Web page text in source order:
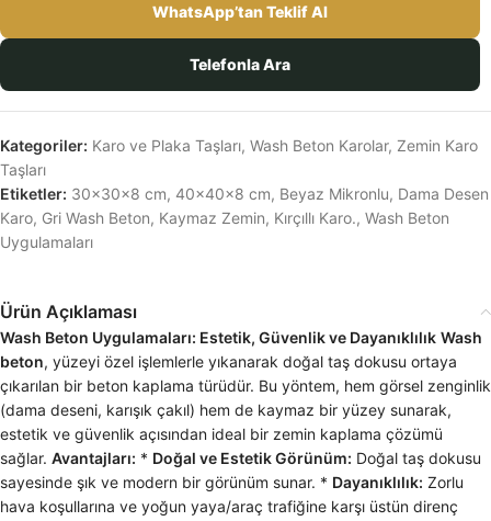
WhatsApp’tan Teklif Al
Telefonla Ara
Kategoriler: Karo ve Plaka Taşları, Wash Beton Karolar, Zemin Karo
Taşları
Etiketler: 30x30x8 cm, 40x40x8 cm, Beyaz Mikronlu, Dama Desen
Karo, Gri Wash Beton, Kaymaz Zemin, Kırçıllı Karo., Wash Beton
Uygulamaları
Ürün Açıklaması
Wash Beton Uygulamaları: Estetik, Güvenlik ve Dayanıklılık Wash
beton, yüzeyi özel işlemlerle yıkanarak doğal taş dokusu ortaya
çıkarılan bir beton kaplama türüdür. Bu yöntem, hem görsel zenginlik
(dama deseni, karışık çakıl) hem de kaymaz bir yüzey sunarak,
estetik ve güvenlik açısından ideal bir zemin kaplama çözümü
sağlar. Avantajları: * Doğal ve Estetik Görünüm: Doğal taş dokusu
sayesinde şık ve modern bir görünüm sunar. * Dayanıklılık: Zorlu
hava koşullarına ve yoğun yaya/araç trafiğine karşı üstün direnç